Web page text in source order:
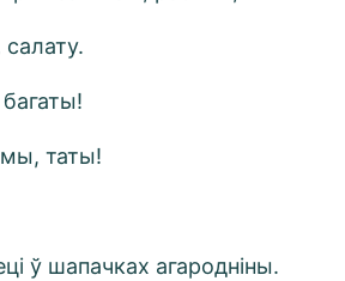
салату.
таты!
ў шапачках агародніны.